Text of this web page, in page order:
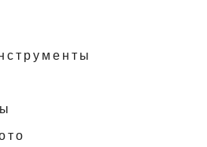
с т р у м е н т ы
т о